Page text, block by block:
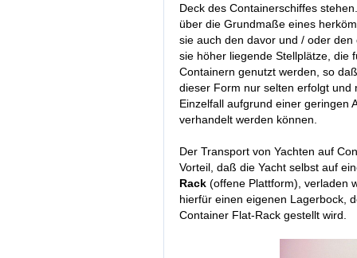
Deck des Containerschiffes
über die Grundmaße eines
sie auch den davor und / oder
sie höher liegende Stellplätze, die
Containern genutzt werden, so
dieser Form nur selten erfolgt und
Einzelfall aufgrund einer geringen
verhandelt werden können.
Der Transport von Yachten auf
Vorteil, daß die Yacht selbst auf
Rack (offene Plattform), verladen
hierfür einen eigenen Lagerbock,
Container Flat-Rack gestellt wird.